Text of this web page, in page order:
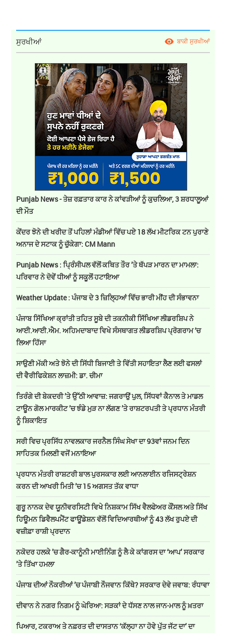
ਸੁਰਖੀਆਂ ਬਾਕੀ ਸੁਰਖੀਆਂ
Punjab News - ਤੇਜ਼ ਰਫ਼ਤਾਰ ਕਾਰ ਨੇ ਕਾਂਵੜੀਆਂ ਨੂੰ ਕੁਚਲਿਆ, 3 ਸ਼ਰਧਾਲੂਆਂ
ਦੀ ਮੌਤ
ਕੇਂਦਰ ਝੋਨੇ ਦੀ ਖਰੀਦ ਤੋਂ ਪਹਿਲਾਂ ਮੰਡੀਆਂ ਵਿੱਚ ਪਏ 18 ਲੱਖ ਮੀਟਰਿਕ ਟਨ ਪੁਰਾਣੇ
ਅਨਾਜ ਦੇ ਸਟਾਕ ਨੂੰ ਚੁੱਕੇਗਾ: CM Mann
Punjab News : ਪ੍ਰਿੰਸੀਪਲ ਵੱਲੋਂ ਕਥਿਤ ਤੌਰ ’ਤੇ ਥੱਪੜ ਮਾਰਨ ਦਾ ਮਾਮਲਾ:
ਪਰਿਵਾਰ ਨੇ ਦੋਵੇਂ ਧੀਆਂ ਨੂੰ ਸਕੂਲੋਂ ਹਟਾਇਆ
Weather Update : ਪੰਜਾਬ ਦੇ 3 ਜ਼ਿਲ੍ਹਿਆਂ ਵਿੱਚ ਭਾਰੀ ਮੀਂਹ ਦੀ ਸੰਭਾਵਨਾ
ਪੰਜਾਬ ਸਿੱਖਿਆ ਕ੍ਰਾਂਤੀ ਤਹਿਤ ਸੂਬੇ ਦੀ ਤਕਨੀਕੀ ਸਿੱਖਿਆ ਲੀਡਰਸ਼ਿਪ ਨੇ
ਆਈ.ਆਈ.ਐਮ. ਅਹਿਮਦਾਬਾਦ ਵਿਖੇ ਸੰਸਥਾਗਤ ਲੀਡਰਸ਼ਿਪ ਪ੍ਰੋਗਰਾਮ ‘ਚ
ਲਿਆ ਹਿੱਸਾ
ਸਾਉਣੀ ਮੱਕੀ ਅਤੇ ਝੋਨੇ ਦੀ ਸਿੱਧੀ ਬਿਜਾਈ ਤੇ ਵਿੱਤੀ ਸਹਾਇਤਾ ਲੈਣ ਲਈ ਫਸਲਾਂ
ਦੀ ਵੈਰੀਫਿਕੇਸ਼ਨ ਲਾਜ਼ਮੀ: ਡਾ. ਚੀਮਾ
ਤਿਰੰਗੇ ਦੀ ਬੇਕਦਰੀ ’ਤੇ ਉੱਠੀ ਆਵਾਜ਼: ਜਗਰਾਉਂ ਪੁਲ, ਸਿੱਧਵਾਂ ਕੈਨਾਲ ਤੇ ਮਾਡਲ
ਟਾਊਨ ਗੋਲ ਮਾਰਕੀਟ ’ਚ ਝੰਡੇ ਮੁੜ ਨਾ ਲੱਗਣ ’ਤੇ ਰਾਸ਼ਟਰਪਤੀ ਤੇ ਪ੍ਰਧਾਨ ਮੰਤਰੀ
ਨੂੰ ਸ਼ਿਕਾਇਤ
ਸਰੀ ਵਿਚ ਪ੍ਰਸਿੱਧ ਨਾਵਲਕਾਰ ਜਰਨੈਲ ਸਿੰਘ ਸੇਖਾ ਦਾ 93ਵਾਂ ਜਨਮ ਦਿਨ
ਸਾਹਿਤਕ ਮਿਲਣੀ ਵਜੋਂ ਮਨਾਇਆ
ਪ੍ਰਧਾਨ ਮੰਤਰੀ ਰਾਸ਼ਟਰੀ ਬਾਲ ਪੁਰਸਕਾਰ ਲਈ ਆਨਲਾਈਨ ਰਜਿਸਟ੍ਰੇਸ਼ਨ
ਕਰਨ ਦੀ ਆਖਰੀ ਮਿਤੀ ’ਚ 15 ਅਗਸਤ ਤੱਕ ਵਾਧਾ
ਗੁਰੂ ਨਾਨਕ ਦੇਵ ਯੂਨੀਵਰਸਿਟੀ ਵਿਖੇ ਨਿਸ਼ਕਾਮ ਸਿੱਖ ਵੈਲਫੇਅਰ ਕੌਂਸਲ ਅਤੇ ਸਿੱਖ
ਹਿਊਮਨ ਡਿਵੈਲਪਮੈਂਟ ਫਾਊਂਡੇਸ਼ਨ ਵੱਲੋਂ ਵਿਦਿਆਰਥੀਆਂ ਨੂੰ 43 ਲੱਖ ਰੁਪਏ ਦੀ
ਵਜ਼ੀਫ਼ਾ ਰਾਸ਼ੀ ਪ੍ਰਦਾਨ
ਨਕੋਦਰ ਹਲਕੇ ’ਚ ਗੈਰ-ਕਾਨੂੰਨੀ ਮਾਈਨਿੰਗ ਨੂੰ ਲੈ ਕੇ ਕਾਂਗਰਸ ਦਾ ‘ਆਪ’ ਸਰਕਾਰ
’ਤੇ ਤਿੱਖਾ ਹਮਲਾ
ਪੰਜਾਬ ਦੀਆਂ ਨੌਕਰੀਆਂ ’ਚ ਪੰਜਾਬੀ ਨੌਜਵਾਨ ਕਿੱਥੇ? ਸਰਕਾਰ ਦੇਵੇ ਜਵਾਬ: ਰੰਧਾਵਾ
ਦੀਵਾਨ ਨੇ ਨਗਰ ਨਿਗਮ ਨੂੰ ਘੇਰਿਆ: ਸੜਕਾਂ ਦੇ ਧੱਸਣ ਨਾਲ ਜਾਨ-ਮਾਲ ਨੂੰ ਖ਼ਤਰਾ
ਪਿਆਰ, ਟਕਰਾਅ ਤੇ ਨਫ਼ਰਤ ਦੀ ਦਾਸਤਾਨ ‘ਕੱਲ੍ਹਾ ਨਾ ਹੋਵੇ ਪੁੱਤ ਜੱਟ ਦਾ’ ਦਾ